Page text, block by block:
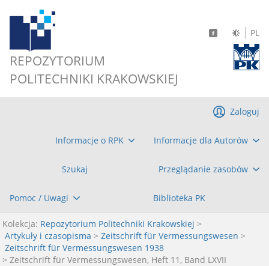
REPOZYTORIUM
POLITECHNIKI KRAKOWSKIEJ
PL
Informacje o RPK Informacje dla Autorów
Szukaj Przeglądanie zasobów
Pomoc / Uwagi Biblioteka PK
Zaloguj
Kolekcja: Repozytorium Politechniki Krakowskiej >
Artykuły i czasopisma > Zeitschrift für Vermessungswesen >
Zeitschrift für Vermessungswesen 1938
> Zeitschrift für Vermessungswesen, Heft 11, Band LXVII